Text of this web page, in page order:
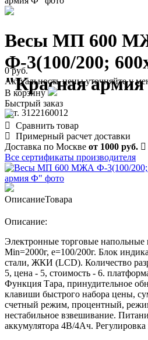
Весы МП 600
Ф-3(100/200;
"Красная
арт. 3122160012
0 руб.
Актуальность цены уточняйте у
В корзину
Быстрый заказ
Сравнить товар
Примерный расчет доставки
Доставка по Москве от 1000 руб.
Все сертификаты производителя
ОписаниеТовара
Описание:
Электронные торговые напольные
Min=2000г, e=100/200г. Блок
стали, ЖКИ (LCD). Количество
5, цена - 5, стоимость - 6.
Функция Тара, принудительное
клавиши быстрого набора цены,
счетный режим, процентный,
нестабильное взвешивание.
аккумулятора 4В/4Ач.